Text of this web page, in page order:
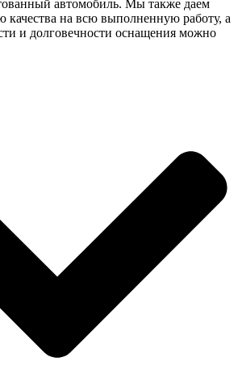
автомобиль. Мы также даем
качества на всю выполненную работу, а
и долговечности оснащения можно